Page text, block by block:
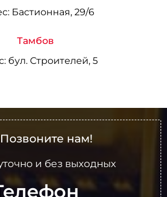
Бастионная, 29/6
Тамбов
бул. Строителей, 5
Позвоните нам!
и без выходных